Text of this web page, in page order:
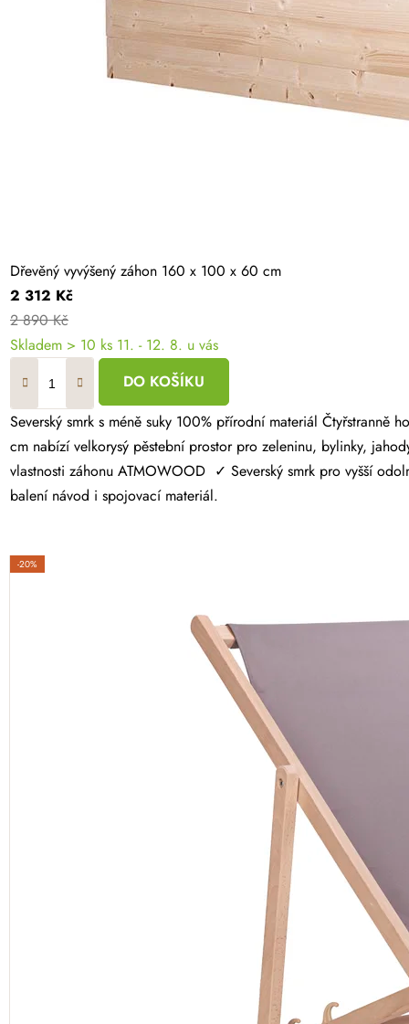
Dřevěný vyvýšený záhon 160 x 100 x 60 cm
2 312 Kč
2 890 Kč
Skladem > 10 ks 11. - 12. 8. u vás
DO KOŠÍKU
Severský smrk s méně suky 100% přírodní materiál Čtyřstranně hoblovaný masiv Dopřejte si radost z vlastní úrody a vytvořte si zahrádku přesně podle svých představ. Dřevěný vyvýšený záhon 160 × 100 × 60
cm nabízí velkorysý pěstební prostor pro zeleninu, bylinky,
vlastnosti záhonu ATMOWOOD ✓ Severský smrk pro vyšší
balení návod i spojovací materiál.
-20%